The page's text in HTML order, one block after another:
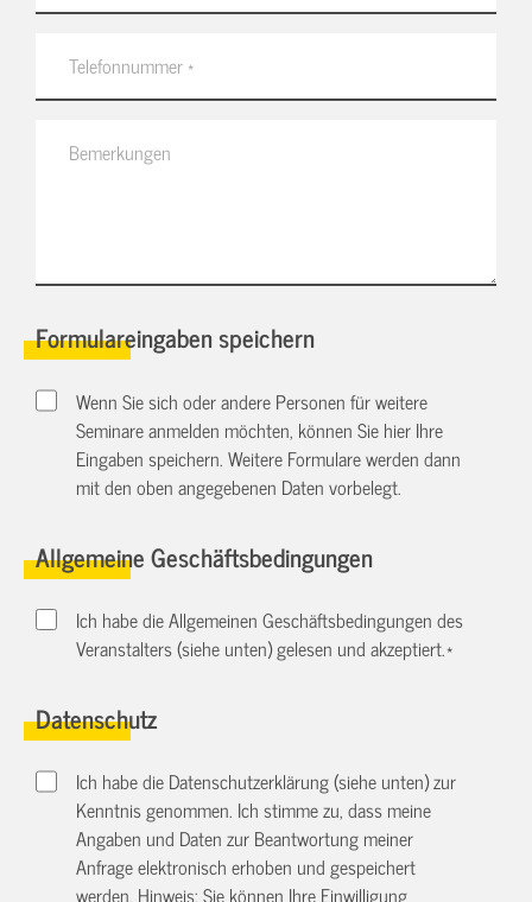
Formulareingaben speichern
Wenn Sie sich oder andere Personen für weitere
Seminare anmelden möchten, können Sie hier Ihre
Eingaben speichern. Weitere Formulare werden dann
mit den oben angegebenen Daten vorbelegt.
Allgemeine Geschäftsbedingungen
Ich habe die Allgemeinen Geschäftsbedingungen des
Veranstalters (siehe unten) gelesen und akzeptiert.*
Datenschutz
Ich habe die Datenschutzerklärung (siehe unten) zur
Kenntnis genommen. Ich stimme zu, dass meine
Angaben und Daten zur Beantwortung meiner
Anfrage elektronisch erhoben und gespeichert
werden. Hinweis: Sie können Ihre Einwilligung